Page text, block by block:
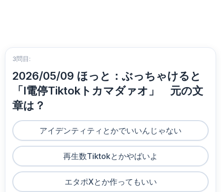
3問目:
2026/05/09 ほっと：ぶっちゃけると
「I電停Tiktokトカマダァオ」 元の文
章は？
アイデンティティとかでいいんじゃない
再生数Tiktokとかやばいよ
エタポXとか作ってもいい